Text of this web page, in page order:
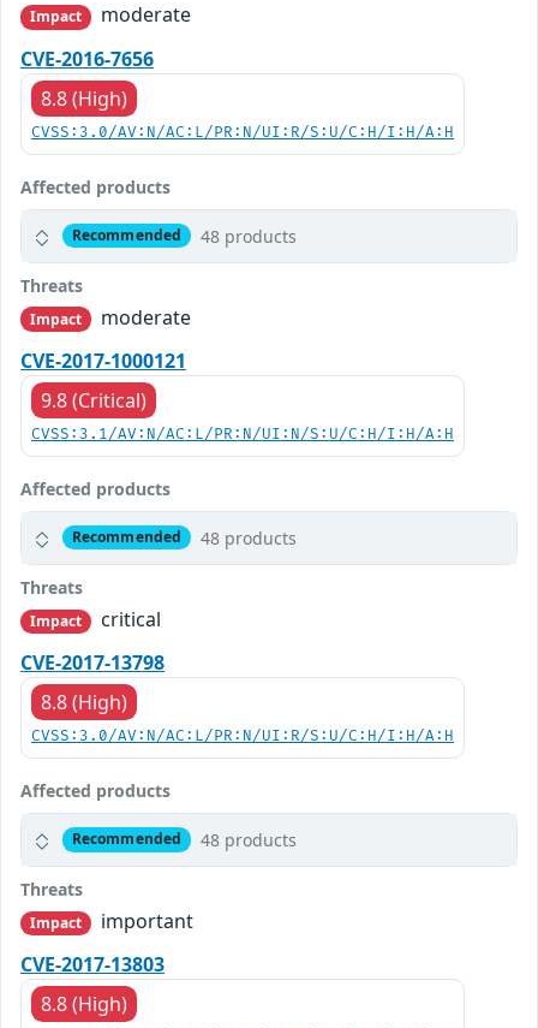
Impact
moderate
CVE-2016-7656
8.8 (High)
CVSS:3.0/AV:N/AC:L/PR:N/UI:R/S:U/C:H/I:H/A:H
Affected products
Recommended 48 products
Threats
Impact
moderate
CVE-2017-1000121
9.8 (Critical)
CVSS:3.1/AV:N/AC:L/PR:N/UI:N/S:U/C:H/I:H/A:H
Affected products
Recommended 48 products
Threats
Impact
critical
CVE-2017-13798
8.8 (High)
CVSS:3.0/AV:N/AC:L/PR:N/UI:R/S:U/C:H/I:H/A:H
Affected products
Recommended 48 products
Threats
Impact
important
CVE-2017-13803
8.8 (High)